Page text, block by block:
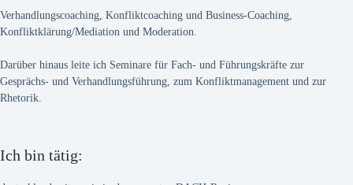
Verhandlungscoaching, Konfliktcoaching und Business-Coaching,
Konfliktklärung/Mediation und Moderation.
Darüber hinaus leite ich Seminare für Fach- und Führungskräfte zur
Gesprächs- und Verhandlungsführung, zum Konfliktmanagement und zur
Rhetorik.
Ich bin tätig: